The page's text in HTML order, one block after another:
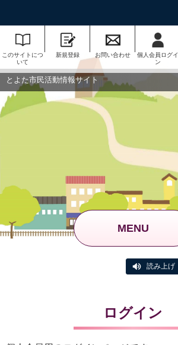
このサイトにつ
いて
新規登録 お問い合わせ
個人会員ログイ
ン
とよた市民活動情報サイト
MENU
読み上げ
ログイン